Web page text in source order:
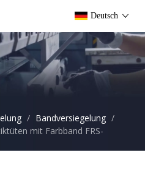
Deutsch
/ Bandversiegelung /
mit Farbband FRS-